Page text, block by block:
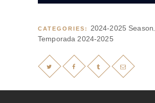
CATEGORIES: 2024-2025 Season,
Temporada 2024-2025